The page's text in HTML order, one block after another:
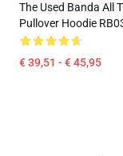
The Used Banda All
Pullover Hoodie
€ 39,51 - € 45,95